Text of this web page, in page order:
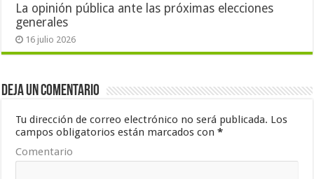
La opinión pública ante las próximas elecciones
generales
16 julio 2026
Deja un comentario
Tu dirección de correo electrónico no será publicada. Los
campos obligatorios están marcados con*
Comentario